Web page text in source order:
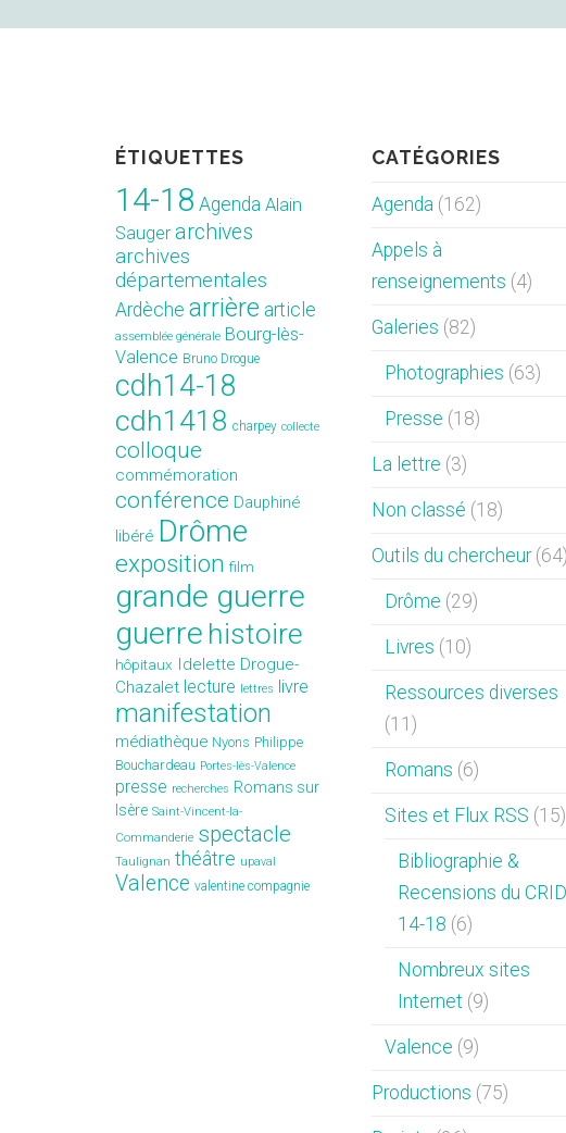
ÉTIQUETTES
14-18 Agenda Alain
Sauger archives
archives
départementales
Ardèche arrière article
assemblée générale Bourg-lès-
Valence Bruno Drogue
cdh14-18
cdh1418 charpey collecte
colloque
commémoration
conférence Dauphiné
libéré Drôme
exposition film
grande guerre
guerre histoire
hôpitaux Idelette Drogue-
Chazalet lecture lettres livre
manifestation
médiathèque Nyons Philippe
Bouchardeau Portes-lès-Valence
presse recherches Romans sur
Isère Saint-Vincent-la-
Commanderie spectacle
Taulignan théâtre upaval
Valence valentine compagnie
CATÉGORIES
Agenda (162)
Appels à
renseignements (4)
Galeries (82)
Photographies (63)
Presse (18)
La lettre (3)
Non classé (18)
Outils du chercheur(64)
Drôme (29)
Livres (10)
Ressources diverses
(11)
Romans (6)
Sites et Flux RSS (15)
Bibliographie &
Recensions du CRID
14-18 (6)
Nombreux sites
Internet (9)
Valence (9)
Productions (75)